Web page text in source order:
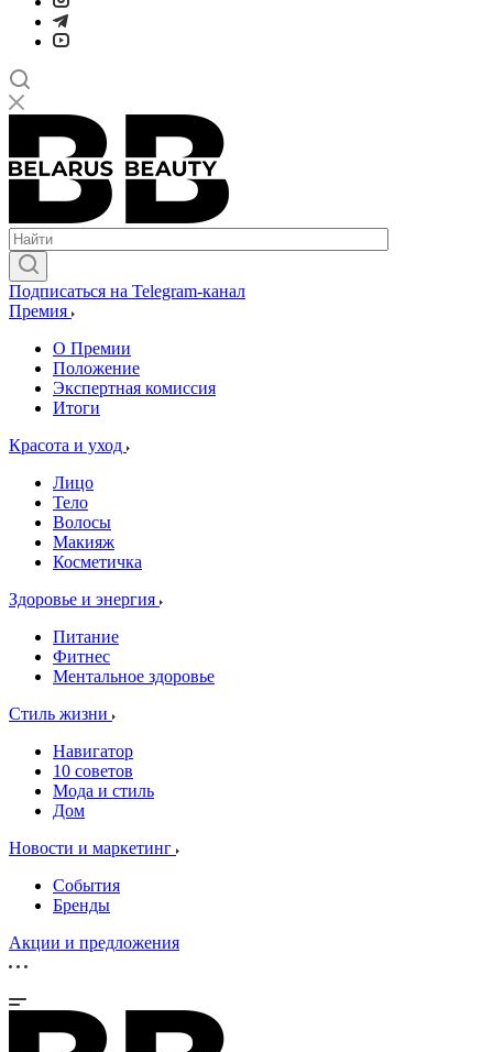
Подписаться на Telegram-канал
Премия
О Премии
Положение
Экспертная комиссия
Итоги
Красота и уход
Лицо
Тело
Волосы
Макияж
Косметичка
Здоровье и энергия
Питание
Фитнес
Ментальное здоровье
Стиль жизни
Навигатор
10 советов
Мода и стиль
Дом
Новости и маркетинг
События
Бренды
Акции и предложения